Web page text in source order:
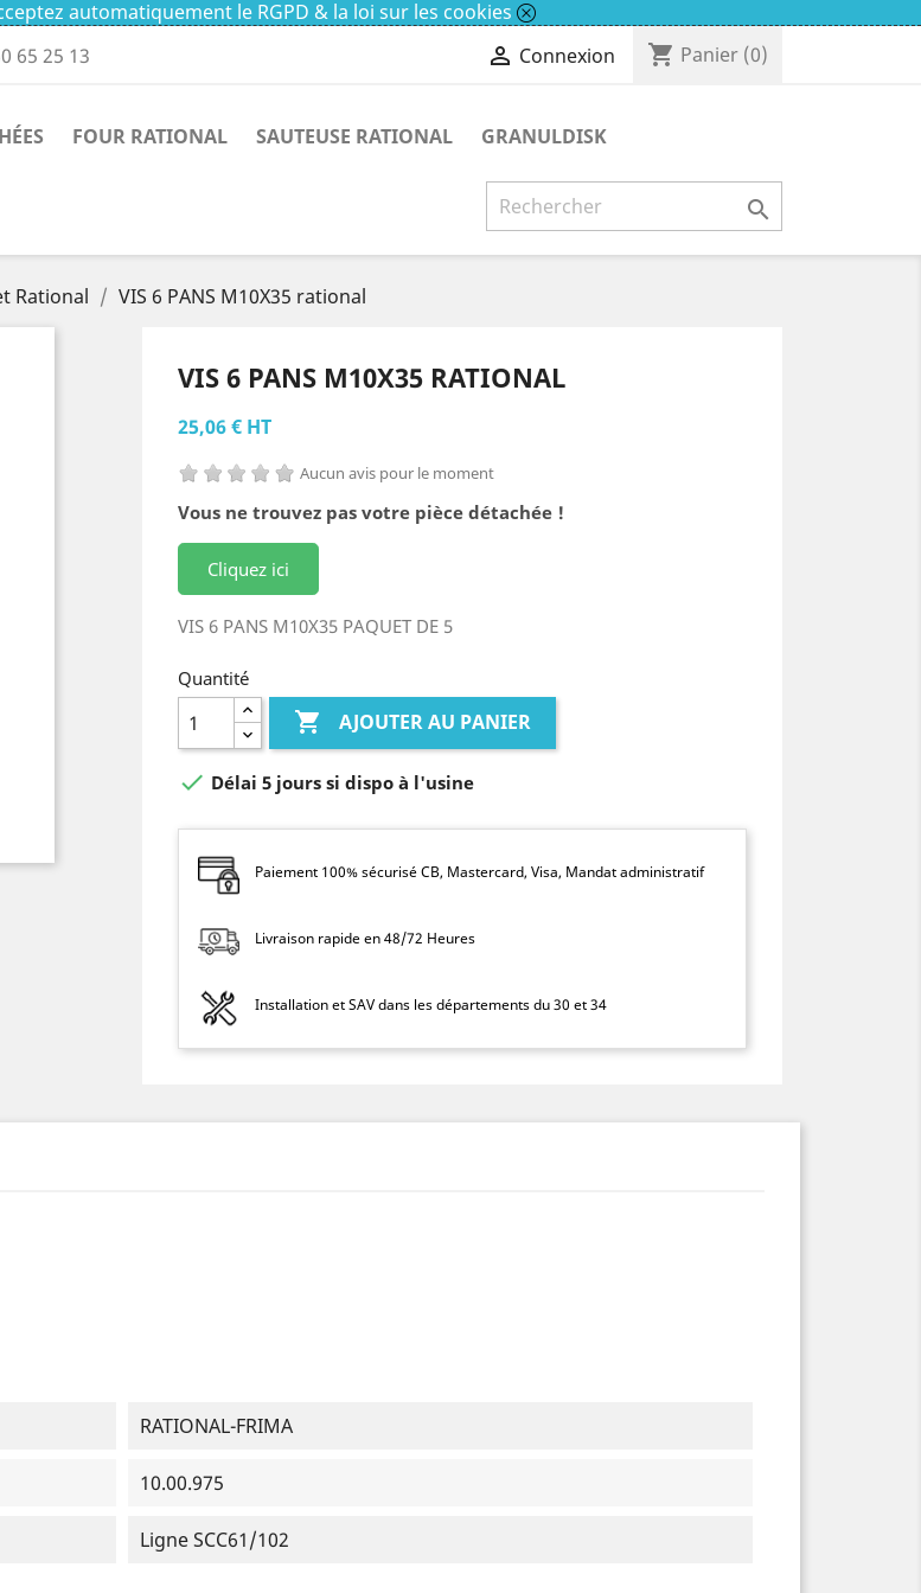
automatiquement le RGPD & la loi sur les cookies
65 25 13  Connexion shopping_cart Panier (0)
FOUR RATIONAL SAUTEUSE RATIONAL GRANULDISK

Rational VIS 6 PANS M10X35 rational
VIS 6 PANS M10X35 RATIONAL
25,06 € HT
Aucun avis pour le moment
Vous ne trouvez pas votre pièce détachée !
Cliquez ici
VIS 6 PANS M10X35 PAQUET DE 5
Quantité
 AJOUTER AU PANIER
 Délai 5 jours si dispo à l'usine
Paiement 100% sécurisé CB, Mastercard, Visa, Mandat administratif
Livraison rapide en 48/72 Heures
Installation et SAV dans les départements du 30 et 34
RATIONAL-FRIMA
10.00.975
Ligne SCC61/102